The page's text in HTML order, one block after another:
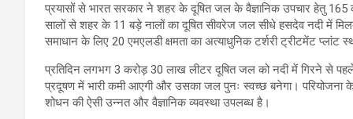
प्रयासों से भारत सरकार ने शहर के दूषित जल के वैज्ञानिक उपचार हेतु 165
सालों से शहर के 11 बड़े नालों का दूषित सीवरेज जल सीधे हसदेव नदी में
समाधान के लिए 20 एमएलडी क्षमता का अत्याधुनिक टर्शरी ट्रीटमेंट प्लांट
प्रतिदिन लगभग 3 करोड़ 30 लाख लीटर दूषित जल को नदी में गिरने से
प्रदूषण में भारी कमी आएगी और उसका जल पुनः स्वच्छ बनेगा। परियोजना के
शोधन की ऐसी उन्नत और वैज्ञानिक व्यवस्था उपलब्ध है।